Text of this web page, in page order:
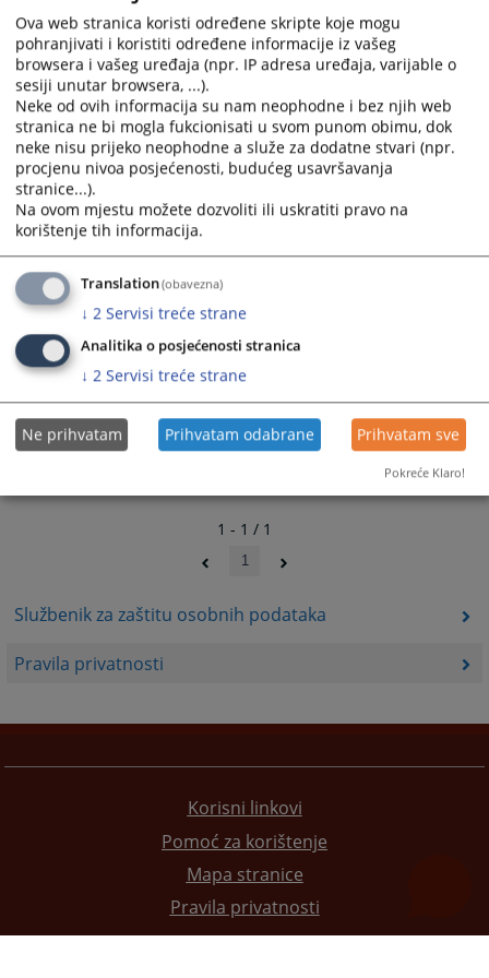
Službenik za zaštitu osobnih podataka
Pravila privatnosti
calendar
and
select
a
date.
Press
the
question
mark
key
to
get
the
keyboard
shortcuts
for
changing
dates.
calendar
and
select
a
date.
Press
the
mark
key
to
get
the
shortcuts
for
changing
dates.
svim osobama, čije osobne podatke obrađuje, pruži osnovne
informacije o navedenoj obradi na transparentan način.
06.10.2025.
1 - 1 / 1
1
Korisni linkovi
Pomoć za korištenje
Mapa stranice
Pravila privatnosti
Ova web stranica koristi određene skripte koje mogu
pohranjivati i koristiti određene informacije iz vašeg
browsera i vašeg uređaja (npr. IP adresa uređaja, varijable o
sesiji unutar browsera, ...).
Neke od ovih informacija su nam neophodne i bez njih web
stranica ne bi mogla fukcionisati u svom punom obimu, dok
neke nisu prijeko neophodne a služe za dodatne stvari (npr.
procjenu nivoa posjećenosti, budućeg usavršavanja
stranice...).
Na ovom mjestu možete dozvoliti ili uskratiti pravo na
korištenje tih informacija.
Translation(obavezna)
↓ 2 Servisi treće strane
Analitika o posjećenosti stranica
↓ 2 Servisi treće strane
Ne prihvatam Prihvatam odabrane Prihvatam sve
Pokreće Klaro!